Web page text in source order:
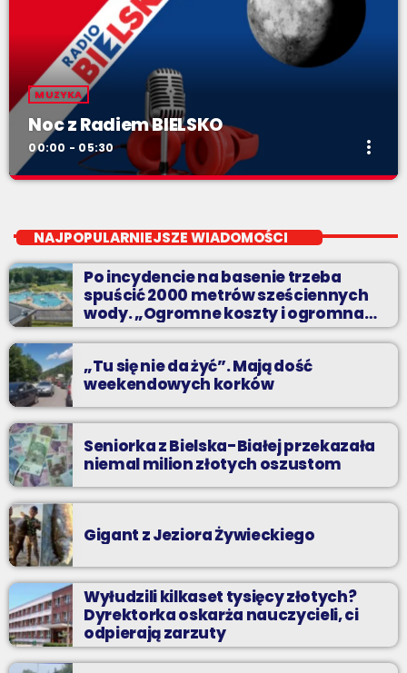
MUZYKA
Noc z Radiem BIELSKO
00:00 - 05:30 more_vert
Nocą, kiedy wszyscy śpią - my gramy dalej. I to właśnie nocą
można "upolować" na naszej antenie prawdziwe muzyczne
perełki.
NAJPOPULARNIEJSZE WIADOMOŚCI
Po incydencie na basenie trzeba
spuścić 2000 metrów sześciennych
wody. „Ogromne koszty i ogromna
praca”
„Tu się nie da żyć”. Mają dość
weekendowych korków
Seniorka z Bielska-Białej przekazała
niemal milion złotych oszustom
Gigant z Jeziora Żywieckiego
Wyłudzili kilkaset tysięcy złotych?
Dyrektorka oskarża nauczycieli, ci
odpierają zarzuty